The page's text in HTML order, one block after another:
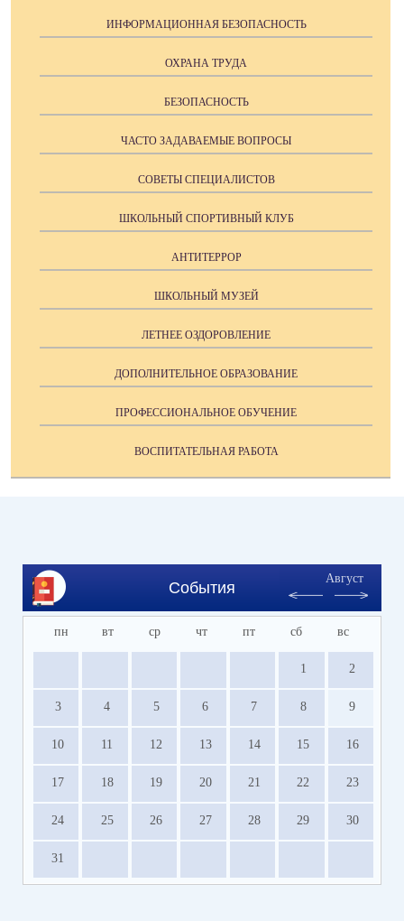
ИНФОРМАЦИОННАЯ БЕЗОПАСНОСТЬ
ОХРАНА ТРУДА
БЕЗОПАСНОСТЬ
ЧАСТО ЗАДАВАЕМЫЕ ВОПРОСЫ
СОВЕТЫ СПЕЦИАЛИСТОВ
ШКОЛЬНЫЙ СПОРТИВНЫЙ КЛУБ
АНТИТЕРРОР
ШКОЛЬНЫЙ МУЗЕЙ
ЛЕТНЕЕ ОЗДОРОВЛЕНИЕ
ДОПОЛНИТЕЛЬНОЕ ОБРАЗОВАНИЕ
ПРОФЕССИОНАЛЬНОЕ ОБУЧЕНИЕ
ВОСПИТАТЕЛЬНАЯ РАБОТА
События
Август
пн вт ср чт пт сб вс
1 2
3 4 5 6 7 8 9
10 11 12 13 14 15 16
17 18 19 20 21 22 23
24 25 26 27 28 29 30
31